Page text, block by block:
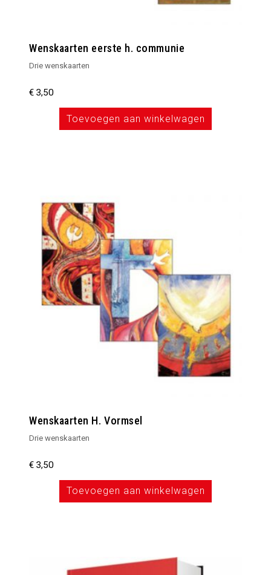
Wenskaarten eerste h. communie
Drie wenskaarten
€ 3,50
Toevoegen aan winkelwagen
Wenskaarten H. Vormsel
Drie wenskaarten
€ 3,50
Toevoegen aan winkelwagen